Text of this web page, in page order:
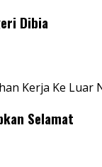
Dibia
Kerja Ke Luar
Selamat